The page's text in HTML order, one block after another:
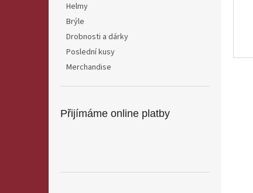
Helmy
Brýle
Drobnosti a dárky
Poslední kusy
Merchandise
Přijímáme online platby